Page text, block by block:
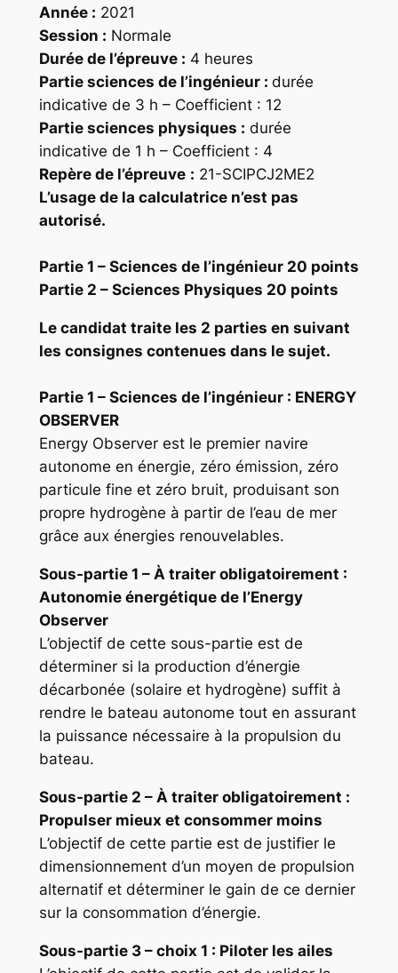
Année : 2021
Session : Normale
Durée de l’épreuve : 4 heures
Partie sciences de l’ingénieur : durée
indicative de 3 h – Coefficient : 12
Partie sciences physiques : durée
indicative de 1 h – Coefficient : 4
Repère de l’épreuve : 21-SCIPCJ2ME2
L’usage de la calculatrice n’est pas
autorisé.
Partie 1 – Sciences de l’ingénieur 20 points
Partie 2 – Sciences Physiques 20 points
Le candidat traite les 2 parties en suivant
les consignes contenues dans le sujet.
Partie 1 – Sciences de l’ingénieur : ENERGY
OBSERVER
Energy Observer est le premier navire
autonome en énergie, zéro émission, zéro
particule fine et zéro bruit, produisant son
propre hydrogène à partir de l’eau de mer
grâce aux énergies renouvelables.
Sous-partie 1 – À traiter obligatoirement :
Autonomie énergétique de l’Energy
Observer
L’objectif de cette sous-partie est de
déterminer si la production d’énergie
décarbonée (solaire et hydrogène) suffit à
rendre le bateau autonome tout en assurant
la puissance nécessaire à la propulsion du
bateau.
Sous-partie 2 – À traiter obligatoirement :
Propulser mieux et consommer moins
L’objectif de cette partie est de justifier le
dimensionnement d’un moyen de propulsion
alternatif et déterminer le gain de ce dernier
sur la consommation d’énergie.
Sous-partie 3 – choix 1 : Piloter les ailes